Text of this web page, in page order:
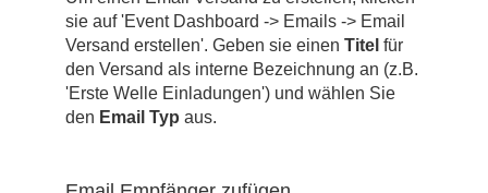
sie auf 'Event Dashboard -> Emails -> Email
Versand erstellen'. Geben sie einen Titel für
den Versand als interne Bezeichnung an (z.B.
'Erste Welle Einladungen') und wählen Sie
den Email Typ aus.